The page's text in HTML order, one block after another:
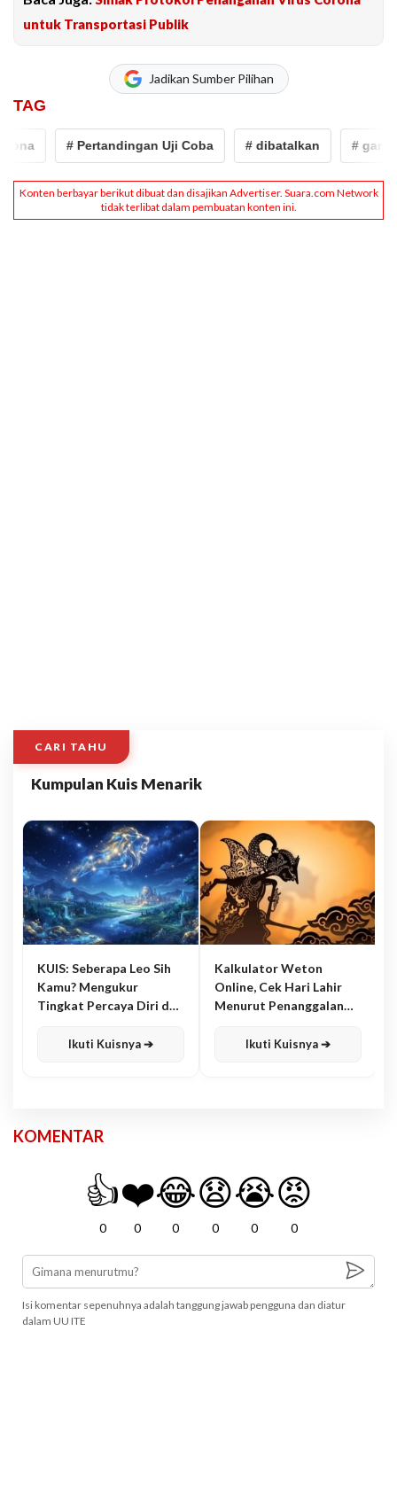
untuk Transportasi Publik
Jadikan Sumber Pilihan
TAG
# Pertandingan Uji Coba # dibatalkan # garuda
CARI TAHU
Kumpulan Kuis Menarik
KUIS: Seberapa Leo Sih
Kamu? Mengukur
Tingkat Percaya Diri dan
Ikuti Kuisnya ➔
Kalkulator Weton
Online, Cek Hari Lahir
Menurut Penanggalan
Ikuti Kuisnya ➔
KOMENTAR
👍
0
❤️
0
😂
0
😧
0
😭
0
😡
0
Isi komentar sepenuhnya adalah tanggung jawab pengguna dan diatur
dalam UU ITE